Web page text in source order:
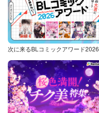
次に来るBLコミックアワード2026